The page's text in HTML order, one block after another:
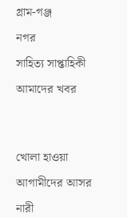
গ্রাম-গঞ্জ
নগর
সাহিত্য সাপ্তাহিকী
আমাদের খবর
খোলা হাওয়া
আগামীদের আসর
নারী